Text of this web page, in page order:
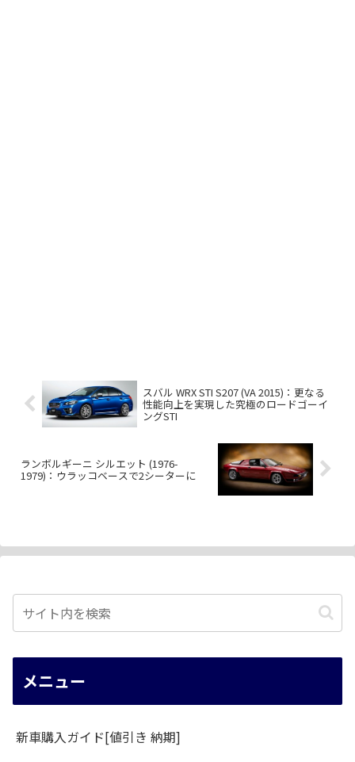
スバル WRX STI S207 (VA 2015)：更なる
性能向上を実現した究極のロードゴーイ
ングSTI
ランボルギーニ シルエット (1976-
1979)：ウラッコベースで2シーターに
メニュー
新車購入ガイド[値引き 納期]